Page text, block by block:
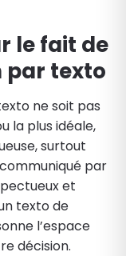
le fait de
par texto
ne soit pas
la plus idéale,
surtout
par
et
texto de
l’espace
décision.